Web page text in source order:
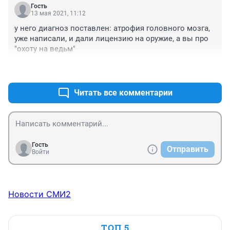
Гость
13 мая 2021, 11:12
у него диагноз поставлен: атрофия головного мозга,
уже написали, и дали лицензию на оружие, а вы про
"охоту на ведьм"
Читать все комментарии
Гость
Войти
Отправить
Новости СМИ2